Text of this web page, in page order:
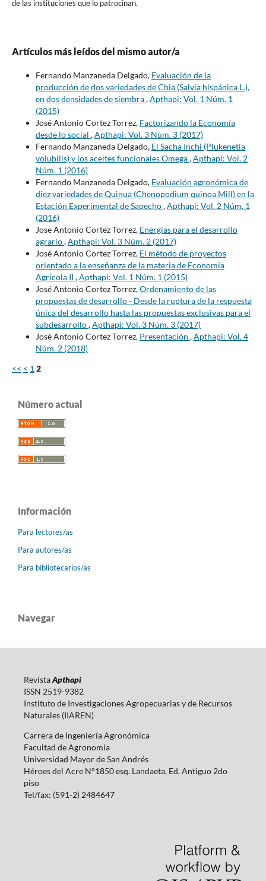
de las instituciones que lo patrocinan.
Artículos más leídos del mismo autor/a
Fernando Manzaneda Delgado, Evaluación de la
producción de dos variedades de Chia (Salvia hispánica L.),
en dos densidades de siembra,Apthapi: Vol. 1 Núm. 1
(2015)
José Antonio Cortez Torrez, Factorizando la Economía
desde lo social ,Apthapi: Vol. 3 Núm. 3 (2017)
Fernando Manzaneda Delgado, El Sacha Inchi (Plukenetia
volubilis) y los aceites funcionales Omega,Apthapi: Vol. 2
Núm. 1 (2016)
Fernando Manzaneda Delgado, Evaluación agronómica de
diez variedades de Quinua (Chenopodium quinoa Mill) en la
Estación Experimental de Sapecho,Apthapi: Vol. 2 Núm. 1
(2016)
Jose Antonio Cortez Torrez, Energías para el desarrollo
agrario,Apthapi: Vol. 3 Núm. 2 (2017)
José Antonio Cortez Torrez, El método de proyectos
orientado a la enseñanza de la materia de Economía
Agrícola II ,Apthapi: Vol. 1 Núm. 1 (2015)
José Antonio Cortez Torrez,Ordenamiento de las
propuestas de desarrollo - Desde la ruptura de la respuesta
única del desarrollo hasta las propuestas exclusivas para el
subdesarrollo,Apthapi: Vol. 3 Núm. 3 (2017)
José Antonio Cortez Torrez, Presentación ,Apthapi: Vol. 4
Núm. 2 (2018)
<< < 1 2
Número actual
Información
Para lectores/as
Para autores/as
Para bibliotecarios/as
Navegar
RevistaApthapi
ISSN 2519-9382
Instituto de Investigaciones Agropecuarias y de Recursos
Naturales (IIAREN)
Carrera de Ingeniería Agronómica
Facultad de Agronomía
Universidad Mayor de San Andrés
Héroes del Acre N°1850 esq. Landaeta, Ed. Antiguo 2do
piso
Tel/fax: (591-2) 2484647